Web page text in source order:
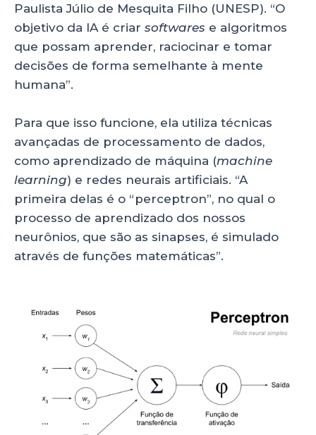
Paulista Júlio de Mesquita Filho (UNESP). “O
objetivo da IA é criar softwares e algoritmos
que possam aprender, raciocinar e tomar
decisões de forma semelhante à mente
humana”.
Para que isso funcione, ela utiliza técnicas
avançadas de processamento de dados,
como aprendizado de máquina (machine
learning) e redes neurais artificiais. “A
primeira delas é o “perceptron”, no qual o
processo de aprendizado dos nossos
neurônios, que são as sinapses, é simulado
através de funções matemáticas”.